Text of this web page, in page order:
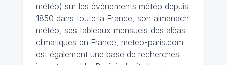
météo) sur les événements météo depuis
1850 dans toute la France, son almanach
météo, ses tableaux mensuels des aléas
climatiques en France, meteo-paris.com
est également une base de recherches